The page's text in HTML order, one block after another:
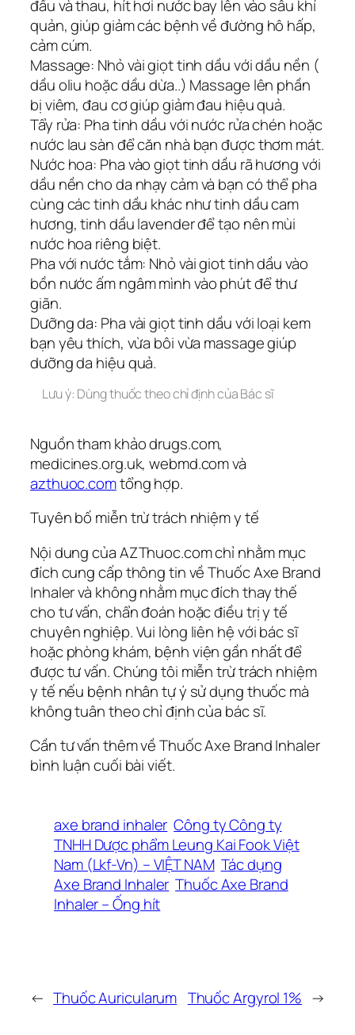
đầu và thau, hít hơi nước bay lên vào sâu khí
quản, giúp giảm các bệnh về đường hô hấp,
cảm cúm.
Massage: Nhỏ vài giọt tinh dầu với dầu nền (
dầu oliu hoặc dầu dừa..) Massage lên phần
bị viêm, đau cơ giúp giảm đau hiệu quả.
Tẩy rửa: Pha tinh dầu với nước rửa chén hoặc
nước lau sàn để căn nhà bạn được thơm mát.
Nước hoa: Pha vào giọt tinh dầu rã hương với
dầu nền cho da nhạy cảm và bạn có thể pha
cùng các tinh dầu khác như tinh dầu cam
hương, tinh dầu lavender để tạo nên mùi
nước hoa riêng biệt.
Pha với nước tắm: Nhỏ vài giot tinh dầu vào
bồn nước ấm ngâm mình vào phút để thư
giãn.
Dưỡng da: Pha vài giọt tinh dầu với loại kem
bạn yêu thích, vừa bôi vừa massage giúp
dưỡng da hiệu quả.
Lưu ý: Dùng thuốc theo chỉ định của Bác sĩ
Nguồn tham khảo drugs.com,
medicines.org.uk, webmd.com và
azthuoc.comtổng hợp.
Tuyên bố miễn trừ trách nhiệm y tế
Nội dung của AZThuoc.com chỉ nhằm mục
đích cung cấp thông tin về Thuốc Axe Brand
Inhaler và không nhằm mục đích thay thế
cho tư vấn, chẩn đoán hoặc điều trị y tế
chuyên nghiệp. Vui lòng liên hệ với bác sĩ
hoặc phòng khám, bệnh viện gần nhất để
được tư vấn. Chúng tôi miễn trừ trách nhiệm
y tế nếu bệnh nhân tự ý sử dụng thuốc mà
không tuân theo chỉ định của bác sĩ.
Cần tư vấn thêm về Thuốc Axe Brand Inhaler
bình luận cuối bài viết.
axe brand inhaler Công ty Công ty
TNHH Dược phẩm Leung Kai Fook Việt
Nam (Lkf-Vn) – VIỆT NAM Tác dụng
Axe Brand Inhaler Thuốc Axe Brand
Inhaler – Ống hít
← Thuốc Auricularum Thuốc Argyrol 1% →